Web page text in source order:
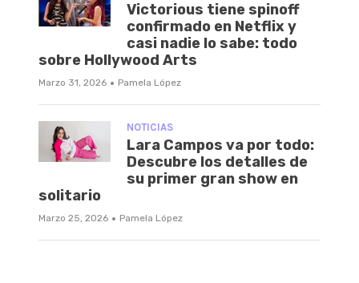
Victorious tiene spinoff
confirmado en Netflix y
casi nadie lo sabe: todo
sobre Hollywood Arts
Marzo 31, 2026 · Pamela López
NOTICIAS
Lara Campos va por todo:
Descubre los detalles de
su primer gran show en
solitario
Marzo 25, 2026 · Pamela López